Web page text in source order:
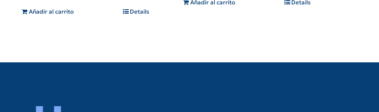
Añadir al carrito Details
Añadir al carrito Details